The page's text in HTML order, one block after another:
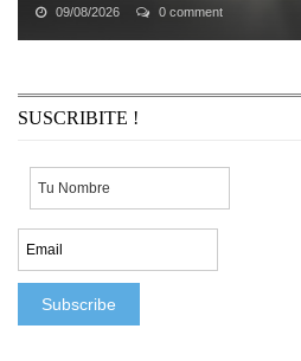
09/08/2026 0 comment
Tener un Rolls-Royce es sinónimo de
SUSCRIBITE !